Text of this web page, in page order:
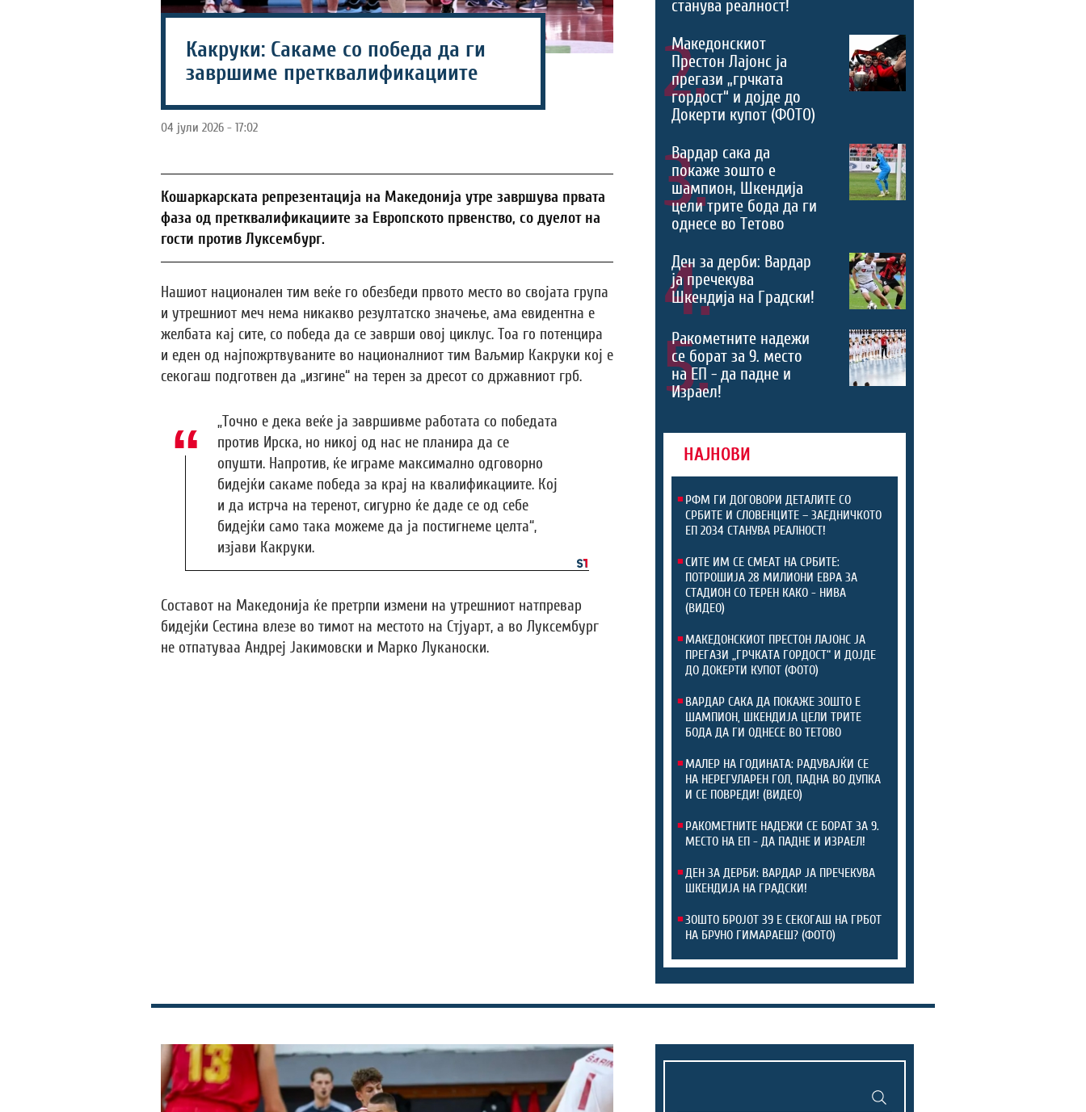
Какруки: Сакаме со победа да ги
завршиме претквалификациите
04 јули 2026 - 17:02
Кошаркарската репрезентација на Македонија утре завршува првата
фаза од претквалификациите за Европското првенство, со дуелот на
гости против Луксембург.
Нашиот национален тим веќе го обезбеди првото место во својата група
и утрешниот меч нема никакво резултатско значење, ама евидентна е
желбата кај сите, со победа да се заврши овој циклус. Тоа го потенцира
и еден од најпожртвуваните во националниот тим Ваљмир Какруки кој е
секогаш подготвен да „изгине“ на терен за дресот со државниот грб.
„Точно е дека веќе ја завршивме работата со победата
против Ирска, но никој од нас не планира да се
опушти. Напротив, ќе играме максимално одговорно
бидејќи сакаме победа за крај на квалификациите. Кој
и да истрча на теренот, сигурно ќе даде се од себе
бидејќи само така можеме да ја постигнеме целта“,
изјави Какруки.
Составот на Македонија ќе претрпи измени на утрешниот натпревар
бидејќи Сестина влезе во тимот на местото на Стјуарт, а во Луксембург
не отпатуваа Андреј Јакимовски и Марко Луканоски.
станува реалност!
2.
Македонскиот
Престон Лајонс ја
прегази „грчката
гордост“ и дојде до
Докерти купот (ФОТО)
3.
Вардар сака да
покаже зошто е
шампион, Шкендија
цели трите бода да ги
однесе во Тетово
4.
Ден за дерби: Вардар
ја пречекува
Шкендија на Градски!
5.
Ракометните надежи
се борат за 9. место
на ЕП - да падне и
Израел!
НАЈНОВИ
РФМ ГИ ДОГОВОРИ ДЕТАЛИТЕ СО
СРБИТЕ И СЛОВЕНЦИТЕ – ЗАЕДНИЧКОТО
ЕП 2034 СТАНУВА РЕАЛНОСТ!
СИТЕ ИМ СЕ СМЕАТ НА СРБИТЕ:
ПОТРОШИЈА 28 МИЛИОНИ ЕВРА ЗА
СТАДИОН СО ТЕРЕН КАКО - НИВА
(ВИДЕО)
МАКЕДОНСКИОТ ПРЕСТОН ЛАЈОНС ЈА
ПРЕГАЗИ „ГРЧКАТА ГОРДОСТ“ И ДОЈДЕ
ДО ДОКЕРТИ КУПОТ (ФОТО)
ВАРДАР САКА ДА ПОКАЖЕ ЗОШТО Е
ШАМПИОН, ШКЕНДИЈА ЦЕЛИ ТРИТЕ
БОДА ДА ГИ ОДНЕСЕ ВО ТЕТОВО
МАЛЕР НА ГОДИНАТА: РАДУВАЈЌИ СЕ
НА НЕРЕГУЛАРЕН ГОЛ, ПАДНА ВО ДУПКА
И СЕ ПОВРЕДИ! (ВИДЕО)
РАКОМЕТНИТЕ НАДЕЖИ СЕ БОРАТ ЗА 9.
МЕСТО НА ЕП - ДА ПАДНЕ И ИЗРАЕЛ!
ДЕН ЗА ДЕРБИ: ВАРДАР ЈА ПРЕЧЕКУВА
ШКЕНДИЈА НА ГРАДСКИ!
ЗОШТО БРОЈОТ 39 Е СЕКОГАШ НА ГРБОТ
НА БРУНО ГИМАРАЕШ? (ФОТО)